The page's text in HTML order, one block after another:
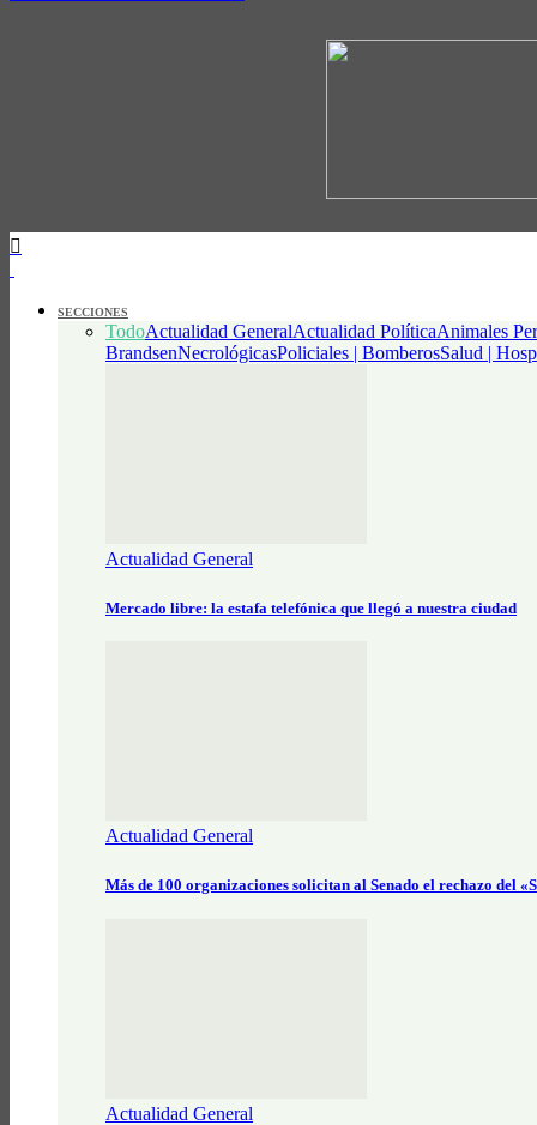
SECCIONES
TodoActualidad GeneralActualidad PolíticaAnimales
BrandsenNecrológicasPoliciales | BomberosSalud |
Actualidad General
Mercado libre: la estafa telefónica que llegó a nuestra ciudad
Actualidad General
Más de 100 organizaciones solicitan al Senado el rechazo del
Actualidad General